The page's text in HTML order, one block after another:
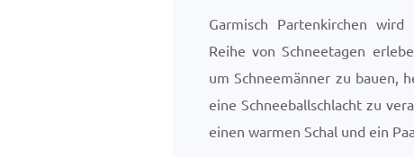
Garmisch Partenkirchen
Reihe von Schneetagen
um Schneemänner zu bauen,
eine Schneeballschlacht zu
einen warmen Schal und ein